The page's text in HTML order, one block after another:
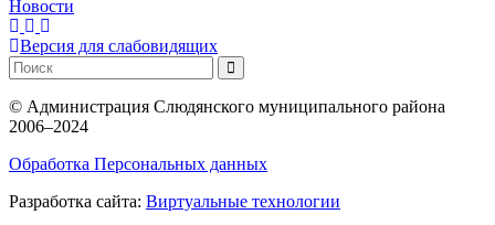
Новости
Версия для слабовидящих
© Администрация Слюдянского муниципального района
2006–2024
Обработка Персональных данных
Разработка сайта: Виртуальные технологии